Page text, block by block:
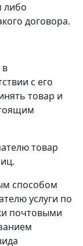
либо
договора.
в
с его
товар и
товар
способом
услуги по
почтовыми